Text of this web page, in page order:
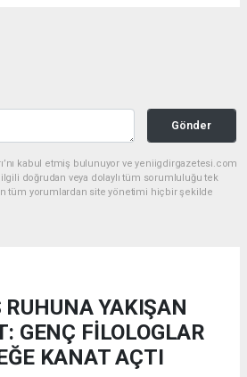
Gönder
kabul etmiş bulunuyor ve yeniigdirgazetesi.com
ilgili doğrudan veya dolaylı tüm sorumluluğu tek
tüm yorumlardan site yönetimi hiçbir şekilde
YAKIŞAN
GENÇ FİLOLOGLAR
KANAT AÇTI